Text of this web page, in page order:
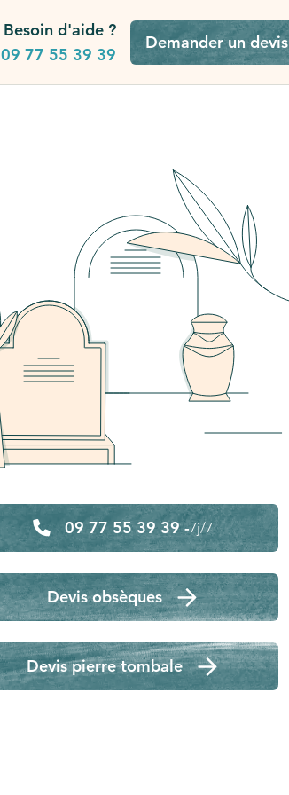
Besoin d'aide ?
09 77 55 39 39
Demander un devis
09 77 55 39 39 -7j/7
Devis obsèques
Devis pierre tombale